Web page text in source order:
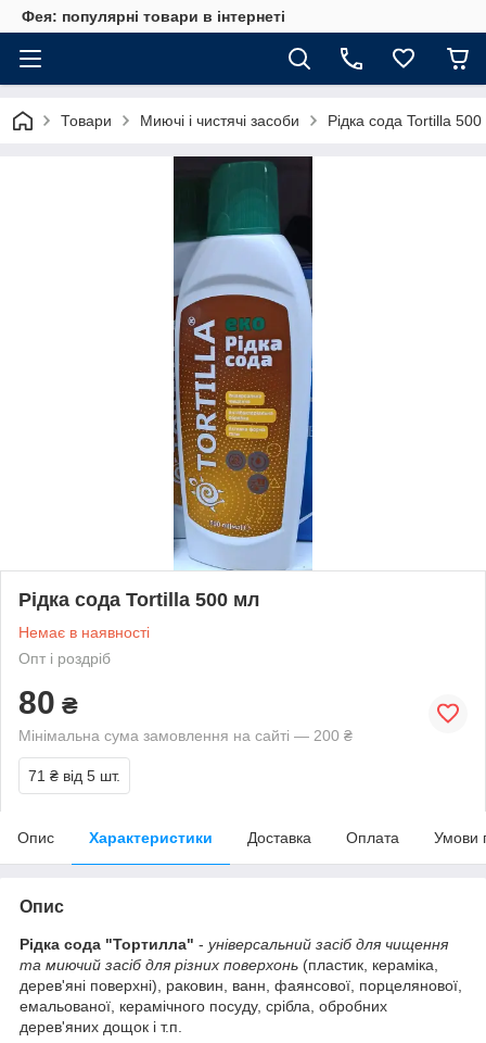
Фея: популярні товари в інтернеті
Товари Миючі і чистячі засоби Рідка сода Tortilla
Рідка сода Tortilla 500 мл
Немає в наявності
Опт і роздріб
80 ₴
Мінімальна сума замовлення на сайті — 200 ₴
71 ₴ від 5 шт.
Опис Характеристики Доставка Оплата Умови
Опис
Рідка сода "Тортилла" - універсальний засіб для чищення
та миючий засіб для різних поверхонь (пластик, кераміка,
дерев'яні поверхні), раковин, ванн, фаянсової, порцелянової,
емальованої, керамічного посуду, срібла, обробних
дерев'яних дощок і т.п.